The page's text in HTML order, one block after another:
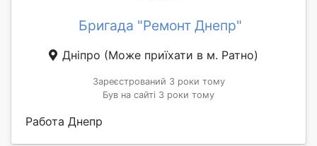
Бригада "Ремонт Днепр"
Дніпро (Може приїхати в м. Ратно)
Зареєстрований 3 роки тому
Був на сайті 3 роки тому
Работа Днепр